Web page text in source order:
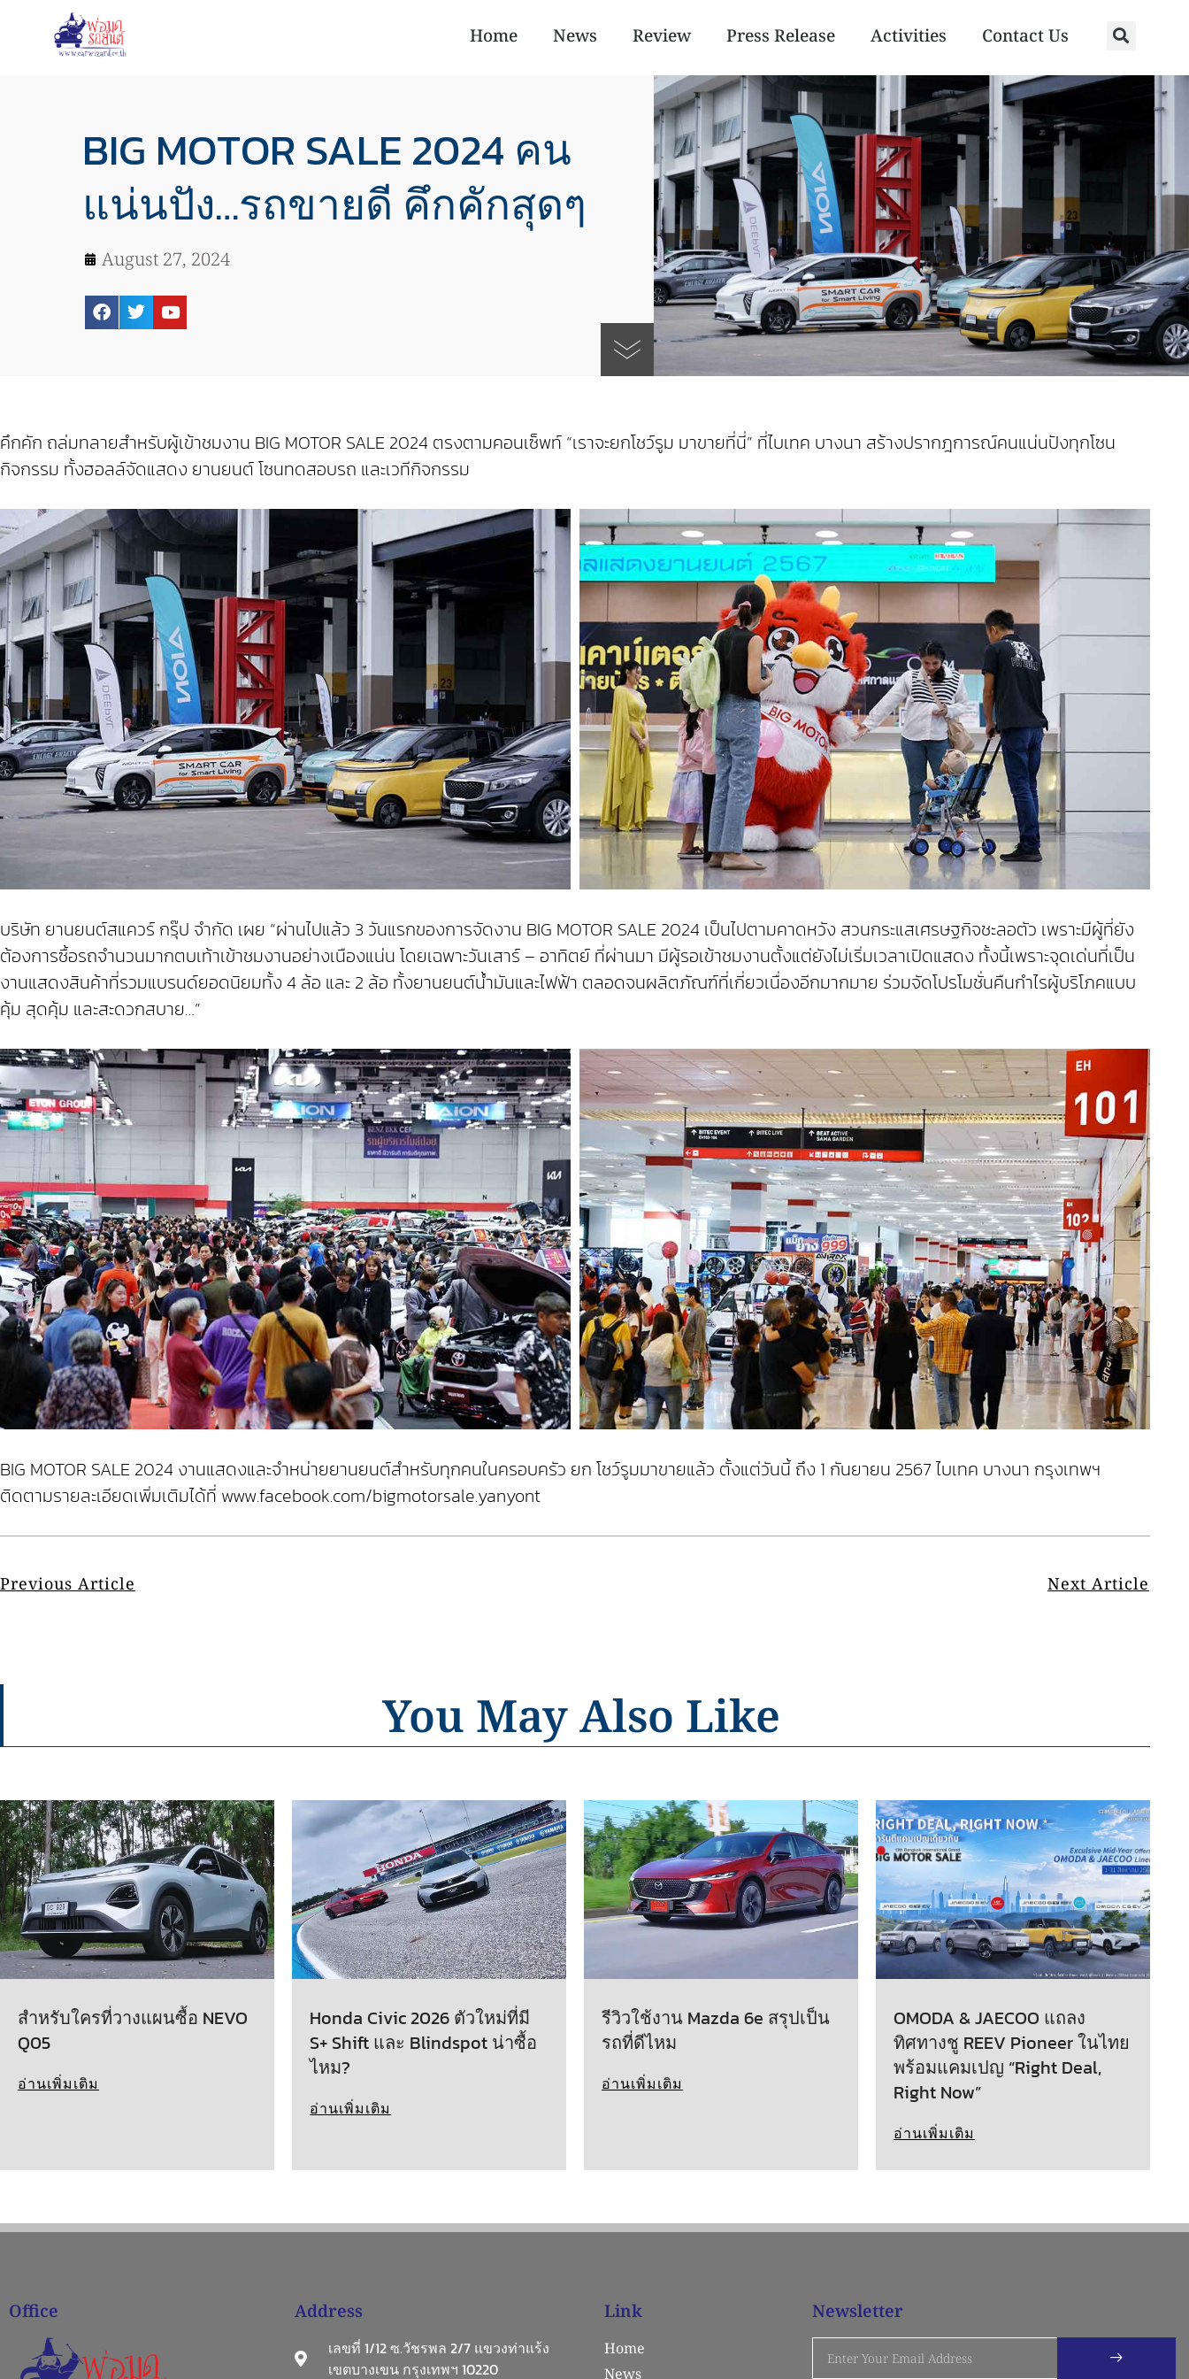
Home News Review Press Release Activities Contact Us
BIG MOTOR SALE 2024 คน
แน่นปัง…รถขายดี คึกคักสุดๆ
August 27, 2024
คึกคัก ถล่มทลายสำหรับผู้เข้าชมงาน BIG MOTOR SALE 2024 ตรงตามคอนเซ็พท์ “เราจะยกโชว์รูม มาขายที่นี่” ที่ไบเทค บางนา สร้างปรากฎการณ์คนแน่นปังทุกโซน
กิจกรรม ทั้งฮอลล์จัดแสดง ยานยนต์ โซนทดสอบรถ และเวทีกิจกรรม
บริษัท ยานยนต์สแควร์ กรุ๊ป จำกัด เผย “ผ่านไปแล้ว 3 วันแรกของการจัดงาน BIG MOTOR SALE 2024 เป็นไปตามคาดหวัง สวนกระแสเศรษฐกิจชะลอตัว เพราะมีผู้ที่ยัง
ต้องการซื้อรถจำนวนมากตบเท้าเข้าชมงานอย่างเนืองแน่น โดยเฉพาะวันเสาร์ – อาทิตย์ ที่ผ่านมา มีผู้รอเข้าชมงานตั้งแต่ยังไม่เริ่มเวลาเปิดแสดง ทั้งนี้เพราะจุดเด่นที่เป็น
งานแสดงสินค้าที่รวมแบรนด์ยอดนิยมทั้ง 4 ล้อ และ 2 ล้อ ทั้งยานยนต์น้ำมันและไฟฟ้า ตลอดจนผลิตภัณฑ์ที่เกี่ยวเนื่องอีกมากมาย ร่วมจัดโปรโมชั่นคืนกำไรผู้บริโภคแบบ
คุ้ม สุดคุ้ม และสะดวกสบาย…”
BIG MOTOR SALE 2024 งานแสดงและจำหน่ายยานยนต์สำหรับทุกคนในครอบครัว ยก โชว์รูมมาขายแล้ว ตั้งแต่วันนี้ ถึง 1 กันยายน 2567 ไบเทค บางนา กรุงเทพฯ
ติดตามรายละเอียดเพิ่มเติมได้ที่ www.facebook.com/bigmotorsale.yanyont
Previous Article Next Article
You May Also Like
สำหรับใครที่วางแผนซื้อ NEVO
Q05
อ่านเพิ่มเติม
Honda Civic 2026 ตัวใหม่ที่มี
S+ Shift และ Blindspot น่าซื้อ
ไหม?
อ่านเพิ่มเติม
รีวิวใช้งาน Mazda 6e สรุปเป็น
รถที่ดีไหม
อ่านเพิ่มเติม
OMODA & JAECOO แถลง
ทิศทางชู REEV Pioneer ในไทย
พร้อมแคมเปญ “Right Deal,
Right Now”
อ่านเพิ่มเติม
Office Address
เลขที่ 1/12 ซ.วัชรพล 2/7 แขวงท่าแร้ง
เขตบางเขน กรุงเทพฯ 10220
Link
Home
News
Newsletter